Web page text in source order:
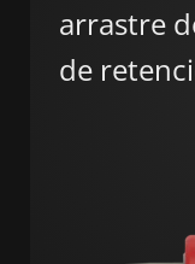
arrastre
de